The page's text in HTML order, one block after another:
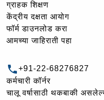
ग्राहक शिक्षण
केंद्रीय दक्षता आयोग
फॉर्म डाउनलोड करा
आमच्या जाहिराती पहा
+91-22-68276827
कर्मचारी कॉर्नर
चालू वर्षासाठी थकबाकी